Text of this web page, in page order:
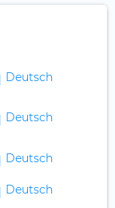
Deutsch
Deutsch
Deutsch
Deutsch